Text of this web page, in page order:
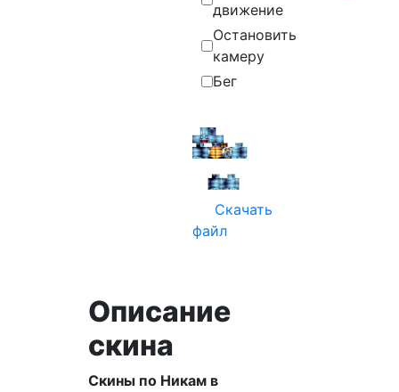
движение
Остановить
камеру
Бег
Скачать
файл
Описание
скина
Скины по Никам в